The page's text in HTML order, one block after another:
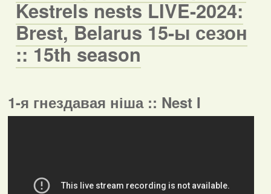
Kestrels nests LIVE-2024:
Brest, Belarus 15-ы сезон
:: 15th season
1-я гнездавая ніша :: Nest I